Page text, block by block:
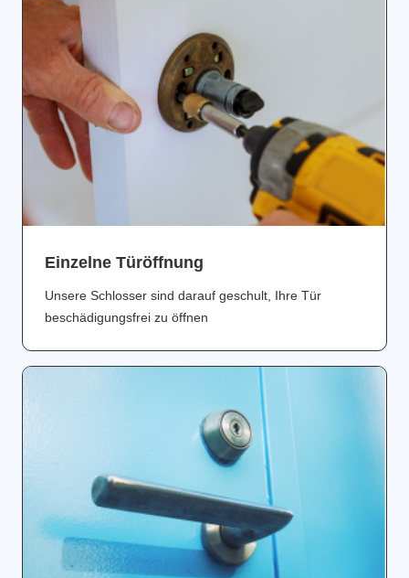
Einzelne Türöffnung
Unsere Schlosser sind darauf geschult, Ihre Tür
beschädigungsfrei zu öffnen